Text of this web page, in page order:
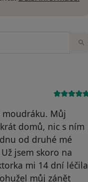
Můj
domů, nic s ním
od druhé mé
jsem skoro na
mi 14 dní léčila
můj zánět